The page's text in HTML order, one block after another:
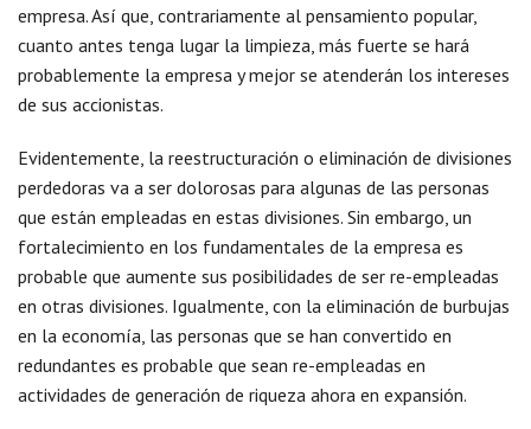
empresa. Así que, contrariamente al pensamiento popular,
cuanto antes tenga lugar la limpieza, más fuerte se hará
probablemente la empresa y mejor se atenderán los intereses
de sus accionistas.
Evidentemente, la reestructuración o eliminación de divisiones
perdedoras va a ser dolorosas para algunas de las personas
que están empleadas en estas divisiones. Sin embargo, un
fortalecimiento en los fundamentales de la empresa es
probable que aumente sus posibilidades de ser re-empleadas
en otras divisiones. Igualmente, con la eliminación de burbujas
en la economía, las personas que se han convertido en
redundantes es probable que sean re-empleadas en
actividades de generación de riqueza ahora en expansión.